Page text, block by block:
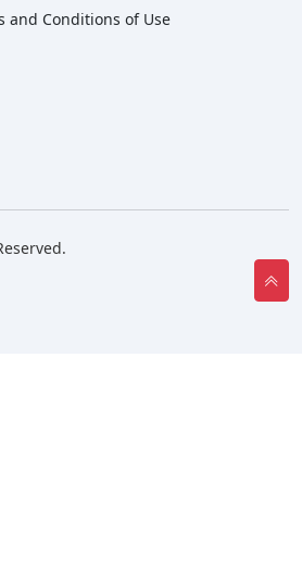
and Conditions of Use